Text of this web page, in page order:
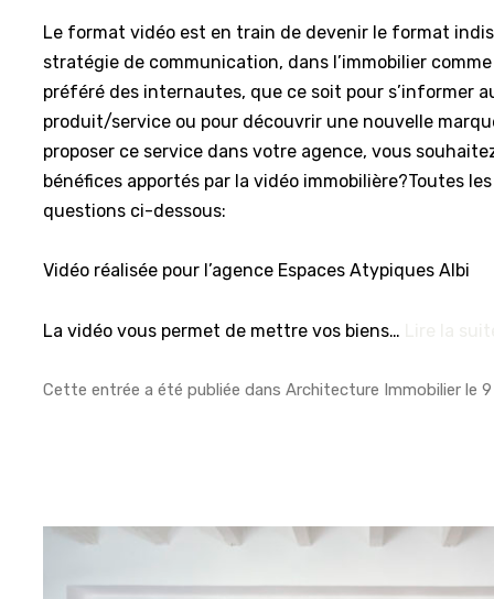
Le format vidéo est en train de devenir le format
stratégie de communication, dans l’immobilier
préféré des internautes, que ce soit pour s’informer
produit/service ou pour découvrir une nouvelle
proposer ce service dans votre agence, vous
bénéfices apportés par la vidéo immobilière?Toutes
questions ci-dessous:
Vidéo réalisée pour l’agence Espaces Atypiques Albi
La vidéo vous permet de mettre vos biens…
Cette entrée a été publiée dansArchitecture Immobilier le